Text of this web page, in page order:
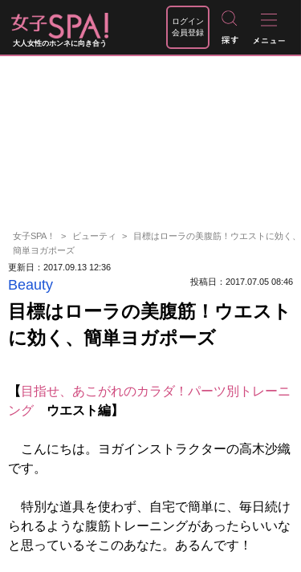
大人女性のホンネに向き合う
ログイン
会員登録
女子SPA！ ビューティ
目標はローラの美腹筋！ウエストに効く、
簡単ヨガポーズ
更新日：2017.09.13 12:36
Beauty 投稿日：2017.07.05 08:46
目標はローラの美腹筋！ウエスト
に効く、簡単ヨガポーズ
【 目指せ、あこがれのカラダ！パーツ別トレーニ
ング ウエスト編】
こんにちは。ヨガインストラクターの高木沙織
です。
特別な道具を使わず、自宅で簡単に、毎日続け
られるような腹筋トレーニングがあったらいいな
と思っているそこのあなた。あるんです！